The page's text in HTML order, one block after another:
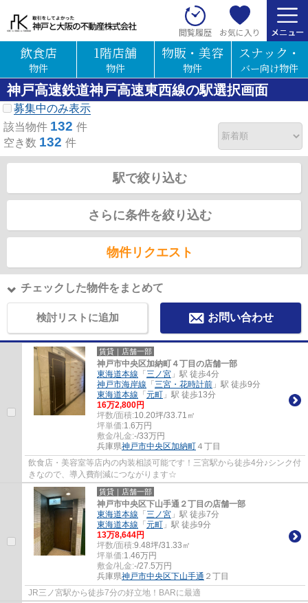
閲覧履歴 お気に入り
飲食店
物件
1階店舗
物件
物販・美容
物件
スナック・
バー向け物件
神戸高速鉄道神戸高速東西線の駅選択画面
募集中のみ表示
該当物件 132 件
空き数 132 件
駅で絞り込む
さらに条件を絞り込む
物件リクエスト
チェックした物件をまとめて
検討リストに追加 お問い合わせ
賃貸｜店舗一部
神戸市中央区加納町４丁目の店舗一部
東海道本線 「 三ノ宮 」駅 徒歩4分
神戸市海岸線 「 三宮・花時計前 」駅 徒歩9分
東海道本線 「 元町 」駅 徒歩13分
16万2,800円
坪数/面積:10.20坪/33.71㎡
坪単価:1.6万円
敷金/礼金:-/33万円
兵庫県神戸市中央区加納町 ４丁目
飲食店・美容室等店内の内装相談可能です！三宮駅から徒歩4分♪シンク付
きなので、導入費削減につながります☆
賃貸｜店舗一部
神戸市中央区下山手通２丁目の店舗一部
東海道本線 「 三ノ宮 」駅 徒歩7分
東海道本線 「 元町 」駅 徒歩9分
13万8,644円
坪数/面積:9.48坪/31.33㎡
坪単価:1.46万円
敷金/礼金:-/27.5万円
兵庫県神戸市中央区下山手通 ２丁目
JR三ノ宮駅から徒歩7分の好立地！BARに最適